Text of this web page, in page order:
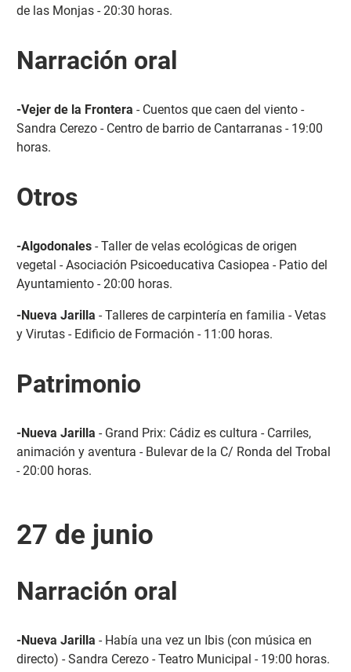
de las Monjas - 20:30 horas.
Narración oral
-Vejer de la Frontera - Cuentos que caen del viento -
Sandra Cerezo - Centro de barrio de Cantarranas - 19:00
horas.
Otros
-Algodonales- Taller de velas ecológicas de origen
vegetal - Asociación Psicoeducativa Casiopea - Patio del
Ayuntamiento - 20:00 horas.
-Nueva Jarilla - Talleres de carpintería en familia - Vetas
y Virutas - Edificio de Formación - 11:00 horas.
Patrimonio
-Nueva Jarilla - Grand Prix: Cádiz es cultura - Carriles,
animación y aventura - Bulevar de la C/ Ronda del Trobal
- 20:00 horas.
27 de junio
Narración oral
-Nueva Jarilla - Había una vez un Ibis (con música en
directo) - Sandra Cerezo - Teatro Municipal - 19:00 horas.